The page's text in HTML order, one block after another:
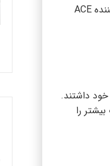
تحقیقات نشان داده‌اند که مصرف منظم ماست می‌تواند منجر به افزایش سطح پپتیدهای آنزیمی مهارکننده ACE
داشتند.
را